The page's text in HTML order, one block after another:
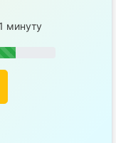
минуту